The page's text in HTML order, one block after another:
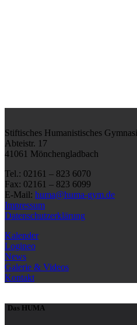
Stiftisches Humanistisches
Abteistr. 17
41061 Mönchengladbach
Tel.: 02161 – 823 6070
Fax: 02161 – 823 6099
E-Mail: huma@huma-gym.de
Impressum
Datenschutzerklärung
Kalender
Logineo
News
Galerie & Videos
Kontakt
Das HUMA